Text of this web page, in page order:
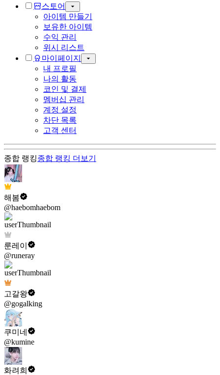
스토어
아이템 만들기
보유한 아이템
수익 관리
위시 리스트
마이페이지
내 프로필
나의 활동
코인 및 결제
멤버십 관리
계정 설정
차단 목록
고객 센터
종합 랭킹종합 랭킹 더보기
해봄
@haebomhaebom
룬레이
@runeray
고갈왕
@gogalking
쿠미네
@kumine
화려희